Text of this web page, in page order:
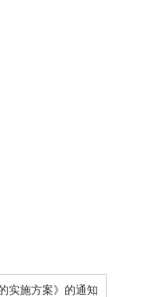
实施方案》的通知